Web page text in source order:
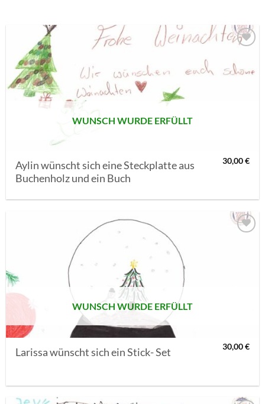
MERKLISTE
SETZEN
WUNSCH WURDE ERFÜLLT
Aylin wünscht sich eine Steckplatte aus
Buchenholz und ein Buch
30,00€
WUNSCH WURDE ERFÜLLT
Larissa wünscht sich ein Stick- Set 30,00€